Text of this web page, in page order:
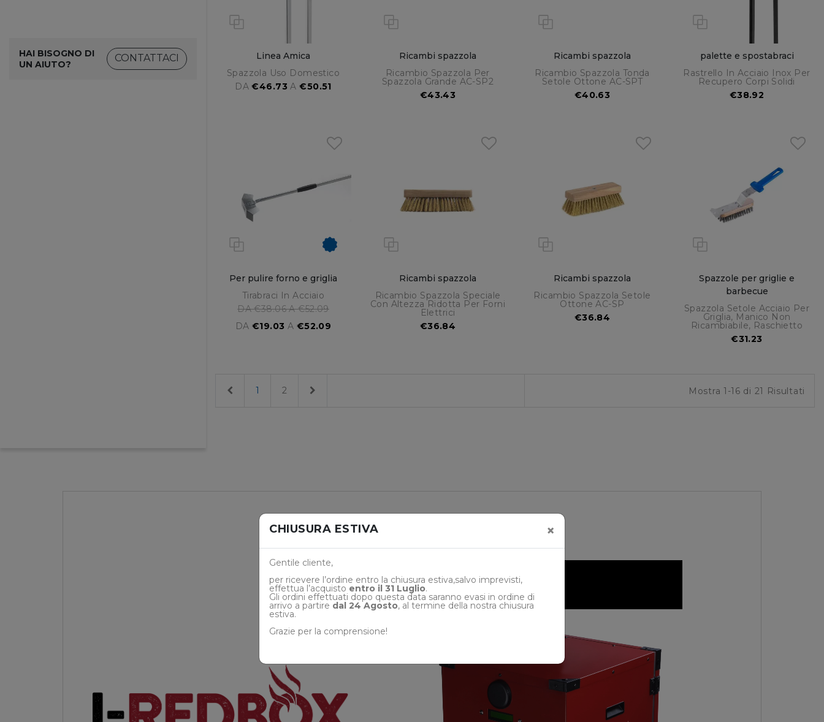
HAI BISOGNO DI
UN AIUTO?
CONTATTACI
Linea Amica
Spazzola Uso Domestico
DA€46.73A€50.51
Ricambi spazzola
Ricambio Spazzola Per
Spazzola Grande AC-SP2
€43.43
Ricambi spazzola
Ricambio Spazzola Tonda
Setole Ottone AC-SPT
€40.63
palette e spostabraci
Rastrello In Acciaio Inox Per
Recupero Corpi Solidi
€38.92
Per pulire forno e griglia
Tirabraci In Acciaio
DA €38.06 A €52.09
DA €19.03 A €52.09
Ricambi spazzola
Ricambio Spazzola Speciale
Con Altezza Ridotta Per Forni
Elettrici
€36.84
Ricambi spazzola
Ricambio Spazzola Setole
Ottone AC-SP
€36.84
Spazzole per griglie e
barbecue
Spazzola Setole Acciaio Per
Griglia, Manico Non
Ricambiabile, Raschietto
€31.23
Previous
1 2 Mostra 1-16 di 21 Risultati
CHIUSURA ESTIVA ×
Gentile cliente,
per ricevere l’ordine entro la chiusura estiva,salvo imprevisti,
effettua l’acquisto entro il 31 Luglio.
Gli ordini effettuati dopo questa data saranno evasi in ordine di
arrivo a partire dal 24 Agosto, al termine della nostra chiusura
estiva.
Grazie per la comprensione!